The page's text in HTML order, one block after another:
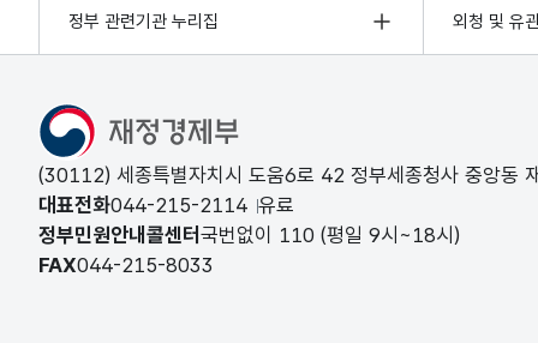
정부 관련기관 누리집 외청 및 유
(30112) 세종특별자치시 도움6로 42 정부세종청사 중앙동
대표전화044-215-2114 유료
정부민원안내콜센터 국번없이 110 (평일 9시~18시)
FAX044-215-8033